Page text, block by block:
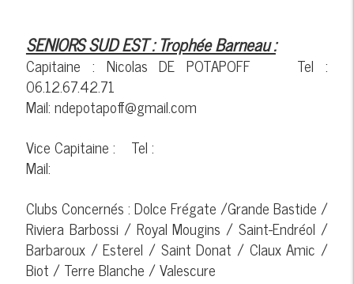
SENIORS SUD EST : Trophée Barneau :
Capitaine : Nicolas DE POTAPOFF Tel :
06.12.67.42.71
Mail: ndepotapoff@gmail.com
Vice Capitaine : Tel :
Mail:
Clubs Concernés : Dolce Frégate /Grande Bastide /
Riviera Barbossi / Royal Mougins / Saint-Endréol /
Barbaroux / Esterel / Saint Donat / Claux Amic /
Biot / Terre Blanche / Valescure